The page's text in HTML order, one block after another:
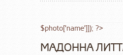
$photo['name']]); ?>
МАДОННА